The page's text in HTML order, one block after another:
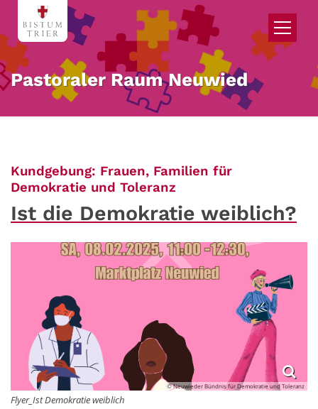
Zum Inhalt springen
Pastoraler Raum Neuwied
Kundgebung: Frauen, Familien für
Demokratie und Toleranz
Ist die Demokratie weiblich?
© Neuwieder Bündnis für Demokratie und Toleranz
Flyer_Ist Demokratie weiblich